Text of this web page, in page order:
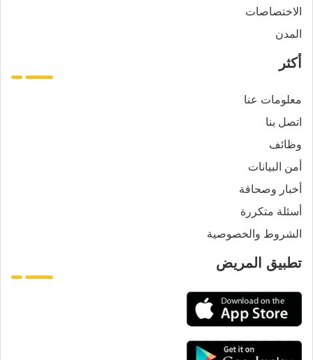
الاختصاصات
المدن
أكثر
معلومات عنا
اتصل بنا
وظائف
أمن البيانات
أخبار وصحافة
أسئلة متكررة
الشروط والخصوصية
تطبيق المريض